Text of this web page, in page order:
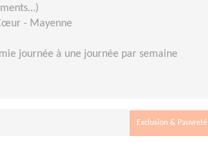
- Mayenne
journée à une journée par semaine
Exclusion & Pauvreté